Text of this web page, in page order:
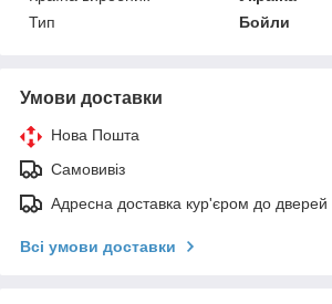
Тип
Бойли
Умови доставки
Нова Пошта
Самовивіз
Адресна доставка кур'єром до
Всі умови доставки